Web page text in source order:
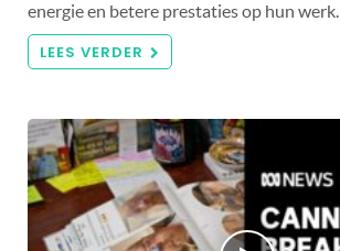
energie en betere prestaties op hun werk.
LEES VERDER